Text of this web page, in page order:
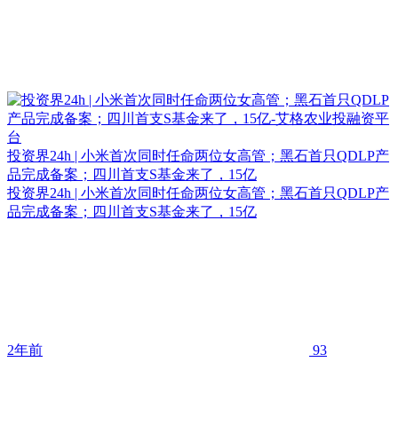
投资界24h | 小米首次同时任命两位女高管；黑石首只QDLP产
品完成备案；四川首支S基金来了，15亿
投资界24h | 小米首次同时任命两位女高管；黑石首只QDLP产
品完成备案；四川首支S基金来了，15亿
2年前 93